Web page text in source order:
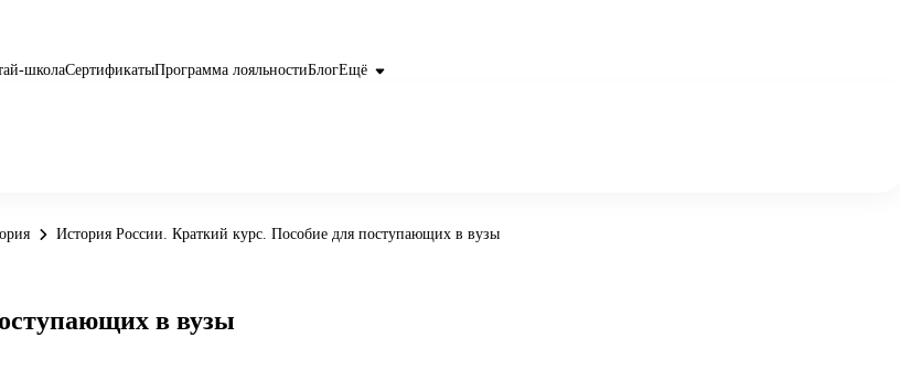
школаСертификатыПрограмма лояльностиБлогЕщё
История России. Краткий курс. Пособие для поступающих в вузы
в вузы